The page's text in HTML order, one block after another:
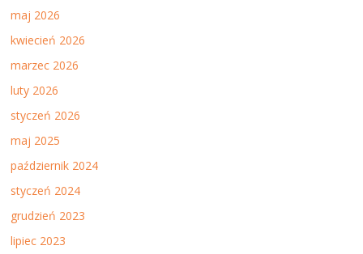
maj 2026
kwiecień 2026
marzec 2026
luty 2026
styczeń 2026
maj 2025
październik 2024
styczeń 2024
grudzień 2023
lipiec 2023